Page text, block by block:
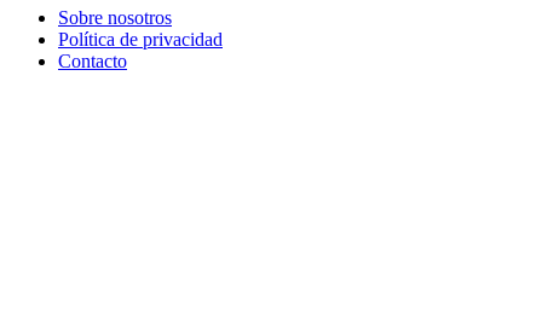
Sobre nosotros
Política de privacidad
Contacto